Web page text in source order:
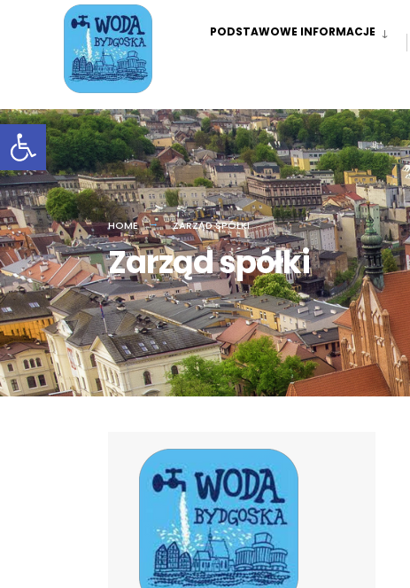
Otwórz pasek narzędzi
PODSTAWOWE INFORMACJE
HOME ZARZĄD SPÓŁKI
Zarząd spółki